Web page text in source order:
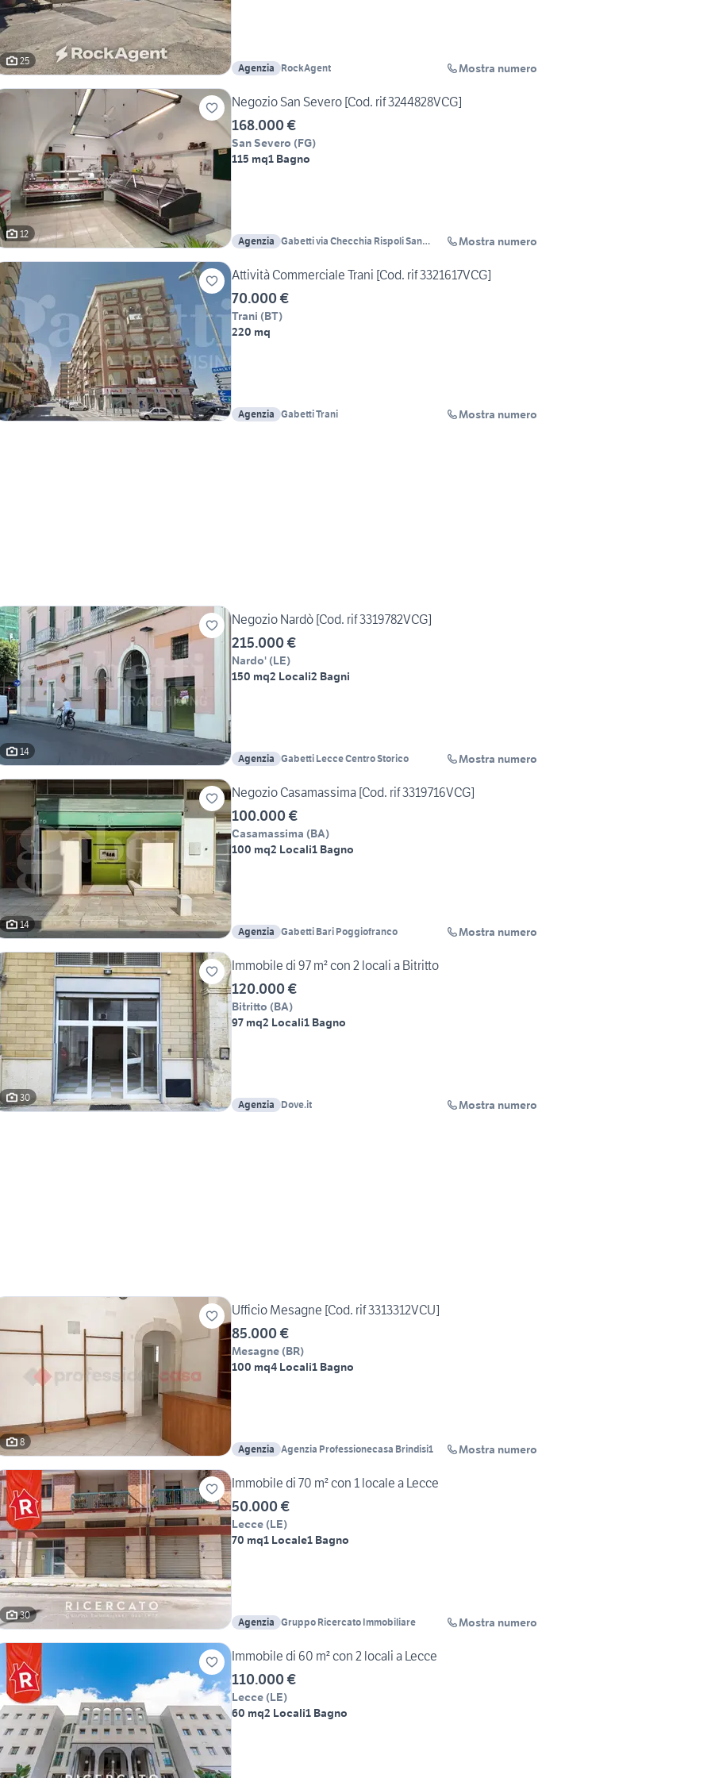
25
Agenzia RockAgent Mostra numero
12
Negozio San Severo [Cod. rif 3244828VCG]
168.000 €
San Severo (FG)
115 mq1 Bagno
Agenzia Gabetti via Checchia Rispoli San
Mostra numero
Attività Commerciale Trani [Cod. rif 3321617VCG]
70.000 €
Trani (BT)
220 mq
Agenzia Gabetti Trani Mostra numero
14
Negozio Nardò [Cod. rif 3319782VCG]
215.000 €
Nardo' (LE)
150 mq2 Locali2 Bagni
Agenzia Gabetti Lecce Centro Storico Mostra numero
14
Negozio Casamassima [Cod. rif 3319716VCG]
100.000 €
Casamassima (BA)
100 mq2 Locali1 Bagno
Agenzia Gabetti Bari Poggiofranco Mostra numero
30
Immobile di 97 m² con 2 locali a Bitritto
120.000 €
Bitritto (BA)
97 mq2 Locali1 Bagno
Agenzia Dove.it Mostra numero
8
Ufficio Mesagne [Cod. rif 3313312VCU]
85.000 €
Mesagne (BR)
100 mq4 Locali1 Bagno
Agenzia Agenzia Professionecasa Brindisi1 Mostra numero
30
Immobile di 70 m² con 1 locale a Lecce
50.000 €
Lecce (LE)
70 mq1 Locale1 Bagno
Agenzia Gruppo Ricercato Immobiliare Mostra numero
Immobile di 60 m² con 2 locali a Lecce
110.000 €
Lecce (LE)
60 mq2 Locali1 Bagno